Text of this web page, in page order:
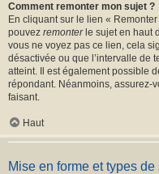
Comment remonter mon sujet ?
En cliquant sur le lien «
pouvez remonterle sujet en haut
vous ne voyez pas ce lien, cela
désactivée ou que l’intervalle de
atteint. Il est également possible
répondant. Néanmoins, assurez-
faisant.
Haut
Mise en forme et types de